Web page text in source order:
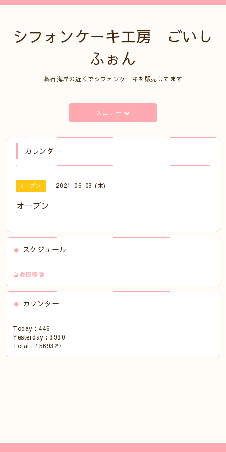
シフォンケーキ工房 ごいし
ふぉん
碁石海岸の近くでシフォンケーキを販売してます
メニュー
カレンダー
オープン 2021-06-03 (木)
オープン
スケジュール
自販機稼働中
カウンター
Today :446
Yesterday :3930
Total : 1569327